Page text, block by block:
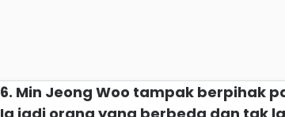
6. Min Jeong Woo tampak berpihak